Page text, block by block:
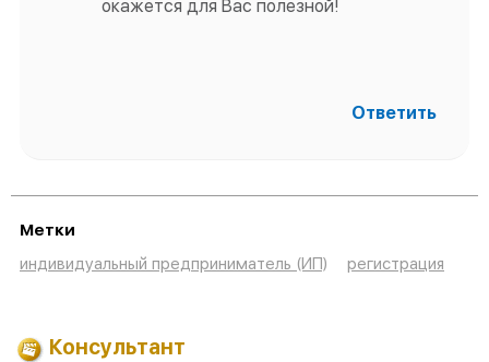
окажется для Вас полезной!
Ответить
Метки
индивидуальный предприниматель (ИП)
регистрация
Консультант